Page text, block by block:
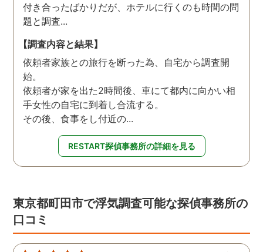
付き合ったばかりだが、ホテルに行くのも時間の問
題と調査...
【調査内容と結果】
依頼者家族との旅行を断った為、自宅から調査開
始。
依頼者が家を出た2時間後、車にて都内に向かい相
手女性の自宅に到着し合流する。
その後、食事をし付近の...
RESTART探偵事務所の詳細を見る
東京都町田市で浮気調査可能な探偵事務所の
口コミ